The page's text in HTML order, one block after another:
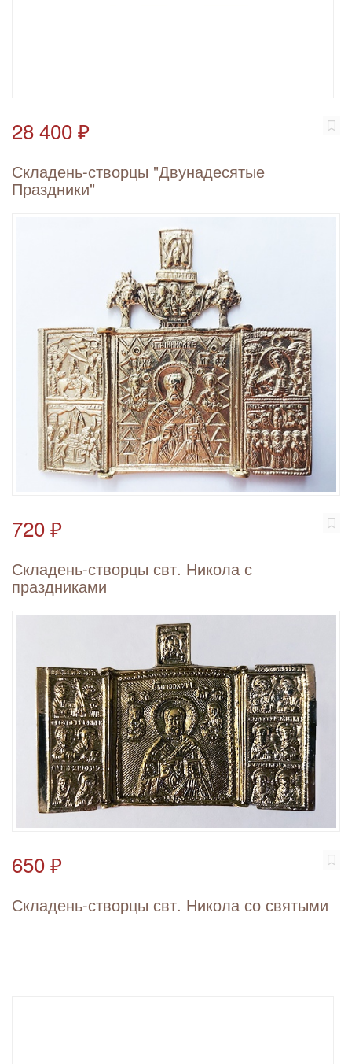
28 400 ₽
Складень-створцы "Двунадесятые
Праздники"
720 ₽
Складень-створцы свт. Никола с
праздниками
650 ₽
Складень-створцы свт. Никола со святыми